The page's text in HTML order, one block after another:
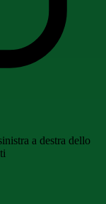
a destra dello